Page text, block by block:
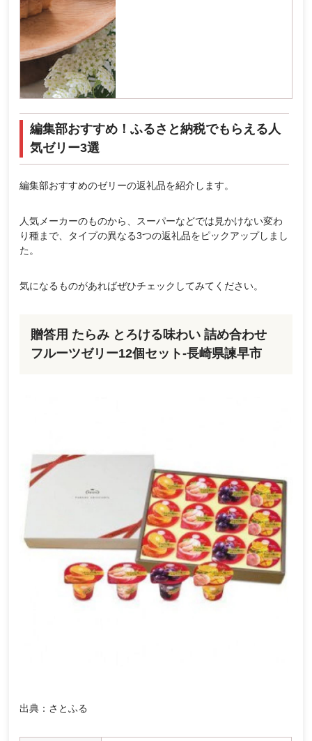
編集部おすすめ！ふるさと納税でもらえる人
気ゼリー3選
編集部おすすめのゼリーの返礼品を紹介します。
人気メーカーのものから、スーパーなどでは見かけない変わ
り種まで、タイプの異なる3つの返礼品をピックアップしまし
た。
気になるものがあればぜひチェックしてみてください。
贈答用 たらみ とろける味わい 詰め合わせ
フルーツゼリー12個セット-長崎県諫早市
出典：さとふる